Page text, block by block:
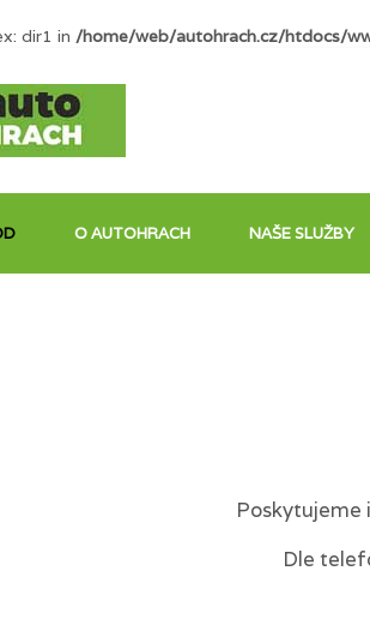
dir1 in /home/web/autohrach.cz/htdocs/
O AUTOHRACH NAŠE SLUŽBY
Poskytujeme
Dle